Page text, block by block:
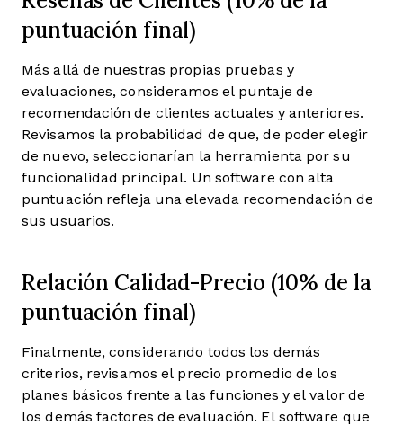
puntuación final)
Más allá de nuestras propias pruebas y
evaluaciones, consideramos el puntaje de
recomendación de clientes actuales y anteriores.
Revisamos la probabilidad de que, de poder elegir
de nuevo, seleccionarían la herramienta por su
funcionalidad principal. Un software con alta
puntuación refleja una elevada recomendación de
sus usuarios.
Relación Calidad-Precio (10% de la
puntuación final)
Finalmente, considerando todos los demás
criterios, revisamos el precio promedio de los
planes básicos frente a las funciones y el valor de
los demás factores de evaluación. El software que